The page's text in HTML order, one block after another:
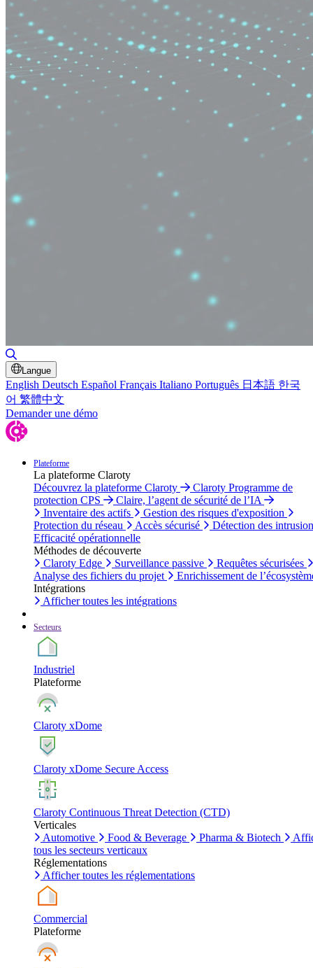
Langue
English Deutsch Español Français Italiano Português 日本語 한국
어 繁體中文
Demander une démo
Plateforme
La plateforme Claroty
Découvrez la plateforme Claroty
Claroty Programme de
protection CPS
Claire, l’agent de sécurité de l’IA
Inventaire des actifs
Gestion des risques d'exposition
Protection du réseau
Accès sécurisé
Détection des
Efficacité opérationnelle
Méthodes de découverte
Claroty Edge
Surveillance passive
Requêtes sécurisées
Analyse des fichiers du projet
Enrichissement de
Intégrations
Afficher toutes les intégrations
Secteurs
Industriel
Plateforme
Claroty xDome
Claroty xDome Secure Access
Claroty Continuous Threat Detection (CTD)
Verticales
Automotive
Food & Beverage Pharma & Biotech
tous les secteurs verticaux
Réglementations
Afficher toutes les réglementations
Commercial
Plateforme